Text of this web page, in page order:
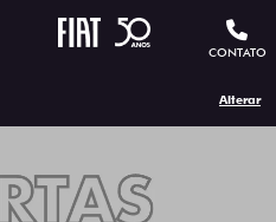
CONTATO
Alterar